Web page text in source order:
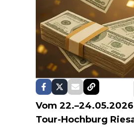
Vom
Tour-Hochburg